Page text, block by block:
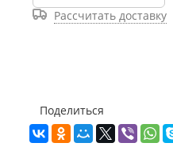
Рассчитать доставку
Поделиться